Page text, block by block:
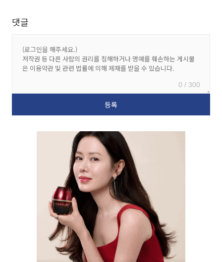
댓글
0 / 300